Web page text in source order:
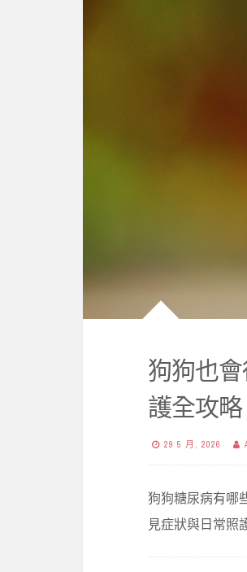
狗狗也
護全攻略
29 5 月, 2026
狗狗糖尿病有哪
見症狀與日常照